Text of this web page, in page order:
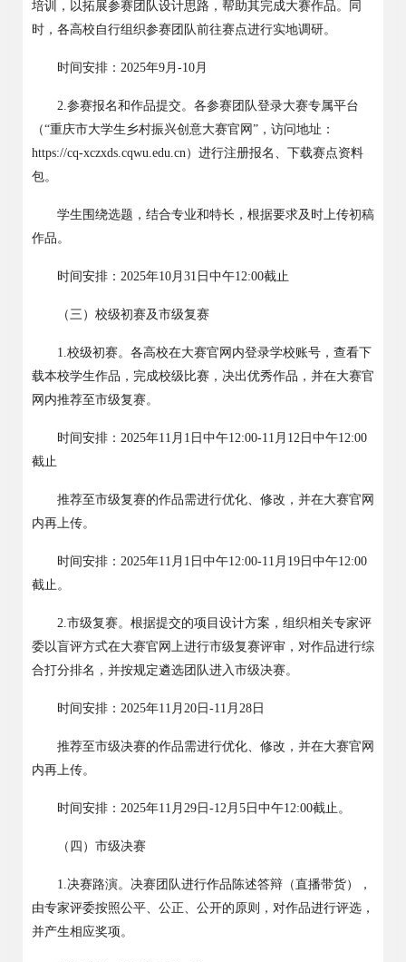
培训，以拓展参赛团队设计思路，帮助其完成大赛作品。同
时，各高校自行组织参赛团队前往赛点进行实地调研。
时间安排： 2025年9月 -10月
2.参赛报名和作品提交。各参赛团队登录大赛专属平台
（“重庆市大学生乡村振兴创意大赛官网 ” ，访问地址：
https://cq-xczxds.cqwu.edu.cn）进行注册报名、下载赛点资料
包。
学生围绕选题，结合专业和特长，根据要求及时上传初稿
作品。
时间安排： 2025年10月 31 日中午12:00截止
（三）校级初赛及市级复赛
1.校级初赛。各高校在大赛官网内登录学校账号，查看下
载本校学生作品，完成校级比赛，决出优秀作品，并在大赛官
网内推荐至市级复赛。
时间安排： 2025年11 月 1 日中午12:00-11 月 12 日中午12:00
截止
推荐至市级复赛的作品需进行优化、修改，并在大赛官网
内再上传。
时间安排： 2025年11 月 1 日中午12:00-11 月 19 日中午12:00
截止。
2.市级复赛。根据提交的项目设计方案，组织相关专家评
委以盲评方式在大赛官网上进行市级复赛评审，对作品进行综
合打分排名，并按规定遴选团队进入市级决赛。
时间安排： 2025年11 月 20 日 -11 月 28 日
推荐至市级决赛的作品需进行优化、修改，并在大赛官网
内再上传。
时间安排： 2025年11 月 29 日 -12月 5 日中午12:00截止。
（四）市级决赛
1.决赛路演。决赛团队进行作品陈述答辩 （直播带货）
，
由专家评委按照公平、公正、公开的原则，对作品进行评选，
并产生相应奖项。